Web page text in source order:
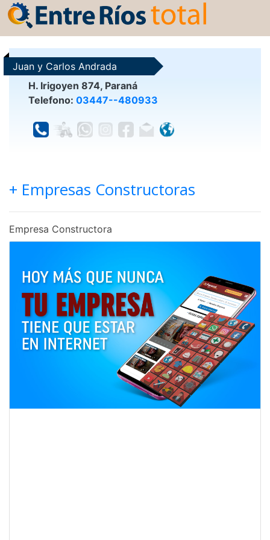
Juan y Carlos Andrada
H. Irigoyen 874, Paraná
Telefono: 03447--480933
+ Empresas Constructoras
Empresa Constructora